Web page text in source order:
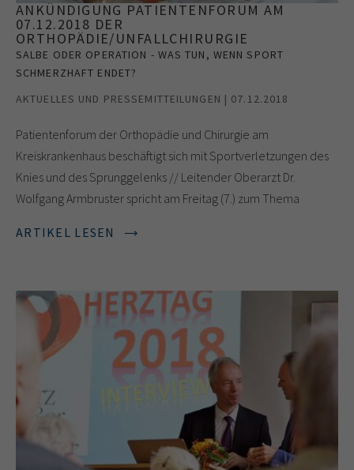
ANKÜNDIGUNG PATIENTENFORUM AM
07.12.2018 DER
ORTHOPÄDIE/UNFALLCHIRURGIE
SALBE ODER OPERATION - WAS TUN, WENN SPORT
SCHMERZHAFT ENDET?
AKTUELLES UND PRESSEMITTEILUNGEN | 07.12.2018
Patientenforum der Orthopädie und Chirurgie am
Kreiskrankenhaus beschäftigt sich mit Sportverletzungen des
Knies und des Sprunggelenks // Leitender Oberarzt Dr.
Wolfgang Armbruster spricht am Freitag (7.) zum Thema
ARTIKEL LESEN